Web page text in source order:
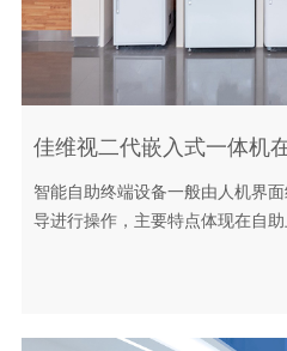
智能自助终端设备一般由人机界
导进行操作，主要特点体现在自
会向数字化和智能化发展的表现